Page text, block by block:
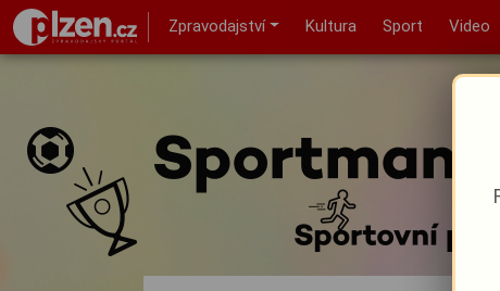
Zpravodajství Kultura Sport Video